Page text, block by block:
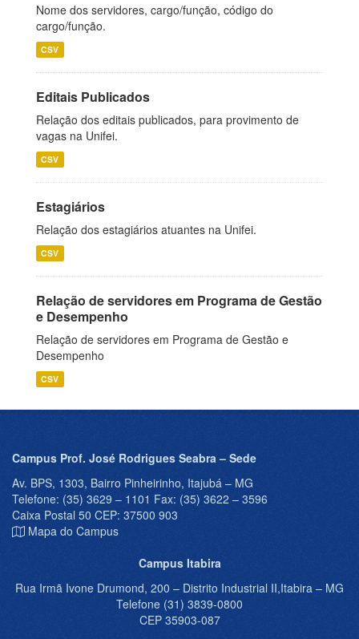
Nome dos servidores, cargo/função, código do
cargo/função.
CSV
Editais Publicados
Relação dos editais publicados, para provimento de
vagas na Unifei.
CSV
Estagiários
Relação dos estagiários atuantes na Unifei.
CSV
Relação de servidores em Programa de Gestão
e Desempenho
Relação de servidores em Programa de Gestão e
Desempenho
CSV
Campus Prof. José Rodrigues Seabra – Sede
Av. BPS, 1303, Bairro Pinheirinho, Itajubá – MG
Telefone: (35) 3629 – 1101 Fax: (35) 3622 – 3596
Caixa Postal 50 CEP: 37500 903
Mapa do Campus
Campus Itabira
Rua Irmã Ivone Drumond, 200 – Distrito Industrial II,Itabira – MG
Telefone (31) 3839-0800
CEP 35903-087